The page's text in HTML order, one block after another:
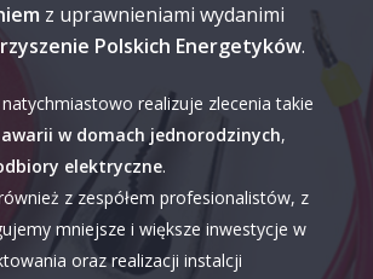
z uprawnieniami wydanimi
Polskich Energetyków.
realizuje zlecenia takie
w domach jednorodzinych,
elektryczne.
z zespółem profesionalistów, z
mniejsze i większe inwestycje w
oraz realizacji instalcji